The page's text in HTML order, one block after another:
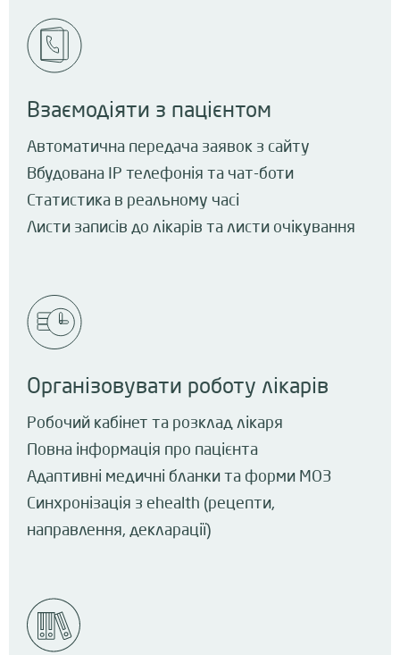
Взаємодіяти з пацієнтом
Автоматична передача заявок з сайту
Вбудована IP телефонія та чат-боти
Статистика в реальному часі
Листи записів до лікарів та листи очікування
Організовувати роботу лікарів
Робочий кабінет та розклад лікаря
Повна інформація про пацієнта
Адаптивні медичні бланки та форми МОЗ
Синхронізація з ehealth (рецепти,
направлення, декларації)